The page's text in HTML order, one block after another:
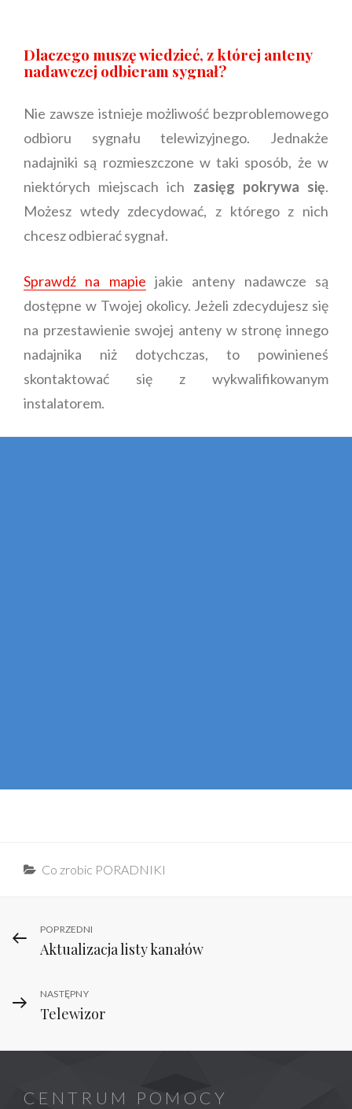
Dlaczego muszę wiedzieć, z której anteny
nadawczej odbieram sygnał?
Nie zawsze istnieje możliwość bezproblemowego
odbioru sygnału telewizyjnego. Jednakże
nadajniki są rozmieszczone w taki sposób, że w
niektórych miejscach ich zasięg pokrywa się.
Możesz wtedy zdecydować, z którego z nich
chcesz odbierać sygnał.
Sprawdź na mapie jakie anteny nadawcze są
dostępne w Twojej okolicy. Jeżeli zdecydujesz się
na przestawienie swojej anteny w stronę innego
nadajnika niż dotychczas, to powinieneś
skontaktować się z wykwalifikowanym
instalatorem.
Categories
Co zrobic PORADNIKI
Nawigacja
wpisu
Previous
Post
POPRZEDNI
Aktualizacja listy kanałów
Next
Post
NASTĘPNY
Telewizor
CENTRUM POMOCY